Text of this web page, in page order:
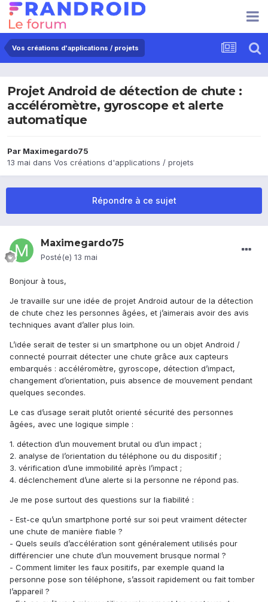
Vos créations d'applications / projets
Projet Android de détection de chute :
accéléromètre, gyroscope et alerte
automatique
Par Maximegardo75
13 mai dans Vos créations d'applications / projets
Répondre à ce sujet
Maximegardo75
Posté(e) 13 mai
Bonjour à tous,
Je travaille sur une idée de projet Android autour de la détection
de chute chez les personnes âgées, et j’aimerais avoir des avis
techniques avant d’aller plus loin.
L’idée serait de tester si un smartphone ou un objet Android /
connecté pourrait détecter une chute grâce aux capteurs
embarqués : accéléromètre, gyroscope, détection d’impact,
changement d’orientation, puis absence de mouvement pendant
quelques secondes.
Le cas d’usage serait plutôt orienté sécurité des personnes
âgées, avec une logique simple :
1. détection d’un mouvement brutal ou d’un impact ;
2. analyse de l’orientation du téléphone ou du dispositif ;
3. vérification d’une immobilité après l’impact ;
4. déclenchement d’une alerte si la personne ne répond pas.
Je me pose surtout des questions sur la fiabilité :
- Est-ce qu’un smartphone porté sur soi peut vraiment détecter
une chute de manière fiable ?
- Quels seuils d’accélération sont généralement utilisés pour
différencier une chute d’un mouvement brusque normal ?
- Comment limiter les faux positifs, par exemple quand la
personne pose son téléphone, s’assoit rapidement ou fait tomber
l’appareil ?